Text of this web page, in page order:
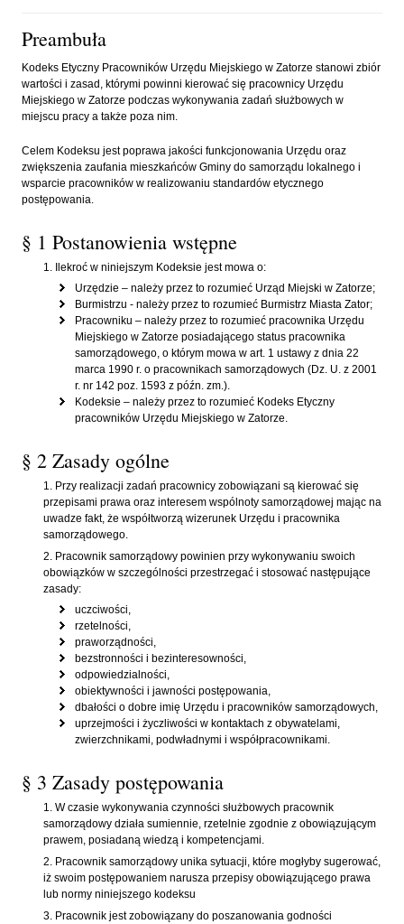
Preambuła
Kodeks Etyczny Pracowników Urzędu Miejskiego w Zatorze stanowi zbiór
wartości i zasad, którymi powinni kierować się pracownicy Urzędu
Miejskiego w Zatorze podczas wykonywania zadań służbowych w
miejscu pracy a także poza nim.
Celem Kodeksu jest poprawa jakości funkcjonowania Urzędu oraz
zwiększenia zaufania mieszkańców Gminy do samorządu lokalnego i
wsparcie pracowników w realizowaniu standardów etycznego
postępowania.
§ 1 Postanowienia wstępne
Ilekroć w niniejszym Kodeksie jest mowa o:
Urzędzie – należy przez to rozumieć Urząd Miejski w Zatorze;
Burmistrzu - należy przez to rozumieć Burmistrz Miasta Zator;
Pracowniku – należy przez to rozumieć pracownika Urzędu
Miejskiego w Zatorze posiadającego status pracownika
samorządowego, o którym mowa w art. 1 ustawy z dnia 22
marca 1990 r. o pracownikach samorządowych (Dz. U. z 2001
r. nr 142 poz. 1593 z późn. zm.).
Kodeksie – należy przez to rozumieć Kodeks Etyczny
pracowników Urzędu Miejskiego w Zatorze.
§ 2 Zasady ogólne
Przy realizacji zadań pracownicy zobowiązani są kierować się
przepisami prawa oraz interesem wspólnoty samorządowej mając na
uwadze fakt, że współtworzą wizerunek Urzędu i pracownika
samorządowego.
Pracownik samorządowy powinien przy wykonywaniu swoich
obowiązków w szczególności przestrzegać i stosować następujące
zasady:
uczciwości,
rzetelności,
praworządności,
bezstronności i bezinteresowności,
odpowiedzialności,
obiektywności i jawności postępowania,
dbałości o dobre imię Urzędu i pracowników samorządowych,
uprzejmości i życzliwości w kontaktach z obywatelami,
zwierzchnikami, podwładnymi i współpracownikami.
§ 3 Zasady postępowania
W czasie wykonywania czynności służbowych pracownik
samorządowy działa sumiennie, rzetelnie zgodnie z obowiązującym
prawem, posiadaną wiedzą i kompetencjami.
Pracownik samorządowy unika sytuacji, które mogłyby sugerować,
iż swoim postępowaniem narusza przepisy obowiązującego prawa
lub normy niniejszego kodeksu
Pracownik jest zobowiązany do poszanowania godności